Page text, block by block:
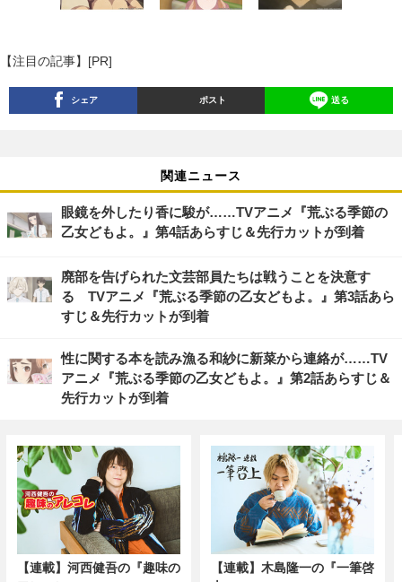
【注目の記事】[PR]
シェア ポスト 送る
関連ニュース
眼鏡を外したり香に駿が……TVアニメ『荒ぶる季節の
⼄⼥どもよ。』第4話あらすじ＆先行カットが到着
廃部を告げられた文芸部員たちは戦うことを決意す
る TVアニメ『荒ぶる季節の⼄⼥どもよ。』第3話あら
すじ＆先行カットが到着
性に関する本を読み漁る和紗に新菜から連絡が……TV
アニメ『荒ぶる季節の⼄⼥どもよ。』第2話あらすじ＆
先行カットが到着
【連載】河西健吾の『趣味の
【連載】木島隆一の『一筆啓